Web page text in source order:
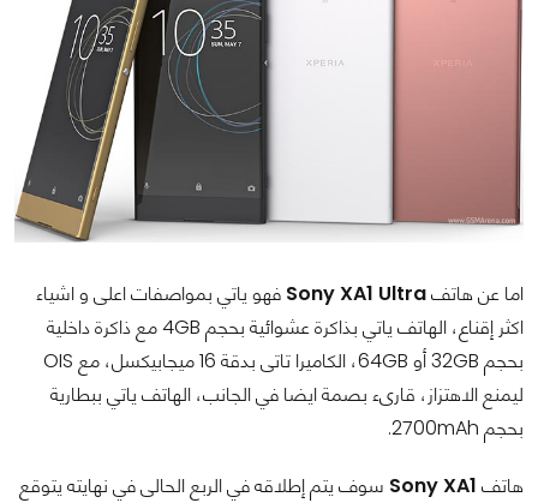
اما عن هاتفSony XA1 Ultra فهو ياتي بمواصفات اعلى و اشياء
اكثر إقناع، الهاتف ياتي بذاكرة عشوائية بحجم 4GB مع ذاكرة داخلية
بحجم 32GB أو 64GB، الكاميرا تاتى بدقة 16 ميجابيكسل، مع OIS
ليمنع الاهتزاز، قارىء بصمة ايضا في الجانب، الهاتف ياتي ببطارية
بحجم 2700mAh.
هاتف Sony XA1 سوف يتم إطلاقه في الربع الحالى في نهايته يتوقع